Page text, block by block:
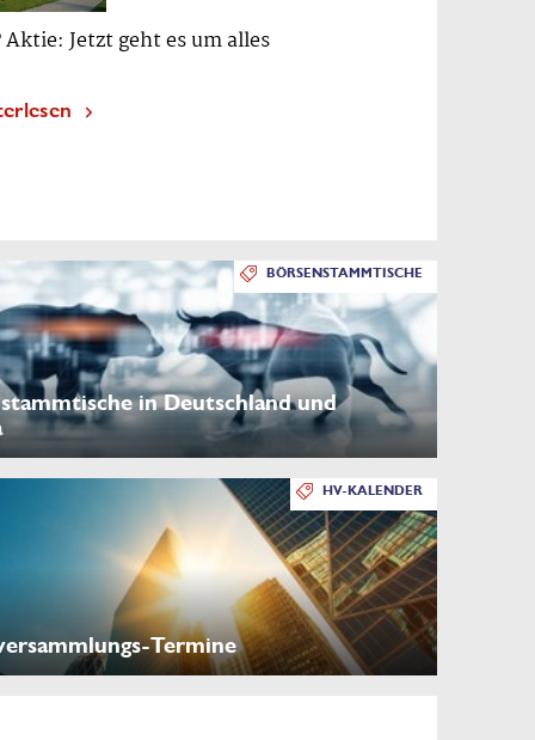
Aktie: Jetzt geht es um alles
BÖRSENSTAMMTISCHE
in Deutschland und
HV-KALENDER
Termine